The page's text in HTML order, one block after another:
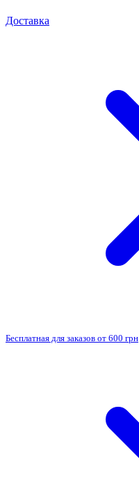
Доставка
Бесплатная для заказов от 600 грн